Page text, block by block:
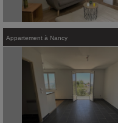
Appartement à Nancy